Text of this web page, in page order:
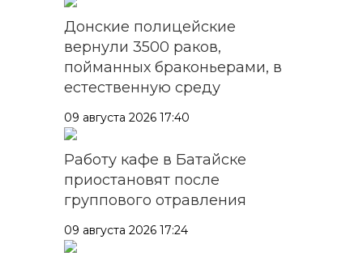
Донские полицейские
вернули 3500 раков,
пойманных браконьерами, в
естественную среду
09 августа 2026 17:40
Работу кафе в Батайске
приостановят после
группового отравления
09 августа 2026 17:24